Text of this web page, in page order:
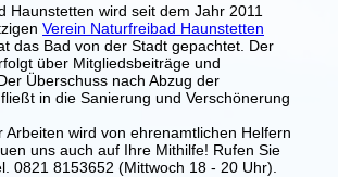
Haunstetten wird seit dem Jahr 2011
Verein Naturfreibad Haunstetten
das Bad von der Stadt gepachtet. Der
über Mitgliedsbeiträge und
Überschuss nach Abzug der
in die Sanierung und Verschönerung
Arbeiten wird von ehrenamtlichen Helfern
uns auch auf Ihre Mithilfe! Rufen Sie
0821 8153652 (Mittwoch 18 - 20 Uhr).